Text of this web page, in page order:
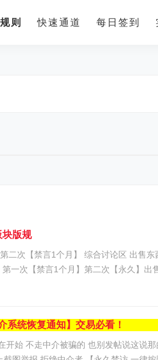
则 快速通道 每日签到
块版规
系统恢复通知】交易必看！